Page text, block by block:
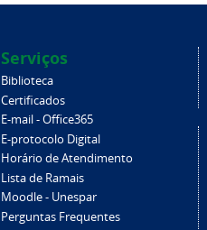
Serviços
Biblioteca
Certificados
E-mail - Office365
E-protocolo Digital
Horário de Atendimento
Lista de Ramais
Moodle - Unespar
Perguntas Frequentes